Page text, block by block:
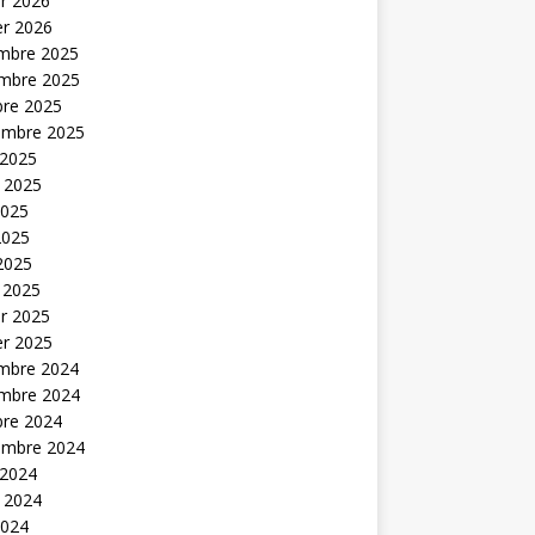
2026
2025
2025
2025
2025
2025
2025
2024
2024
2024
2024